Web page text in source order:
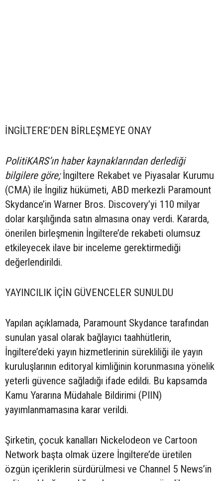
İNGİLTERE’DEN BİRLEŞMEYE ONAY
PolitiKARS’ın haber kaynaklarından derlediği
bilgilere göre;İngiltere Rekabet ve Piyasalar Kurumu
(CMA) ile İngiliz hükümeti, ABD merkezli Paramount
Skydance’in Warner Bros. Discovery’yi 110 milyar
dolar karşılığında satın almasına onay verdi. Kararda,
önerilen birleşmenin İngiltere’de rekabeti olumsuz
etkileyecek ilave bir inceleme gerektirmediği
değerlendirildi.
YAYINCILIK İÇİN GÜVENCELER SUNULDU
Yapılan açıklamada, Paramount Skydance tarafından
sunulan yasal olarak bağlayıcı taahhütlerin,
İngiltere’deki yayın hizmetlerinin sürekliliği ile yayın
kuruluşlarının editoryal kimliğinin korunmasına yönelik
yeterli güvence sağladığı ifade edildi. Bu kapsamda
Kamu Yararına Müdahale Bildirimi (PIIN)
yayımlanmamasına karar verildi.
Şirketin, çocuk kanalları Nickelodeon ve Cartoon
Network başta olmak üzere İngiltere’de üretilen
özgün içeriklerin sürdürülmesi ve Channel 5 News’in